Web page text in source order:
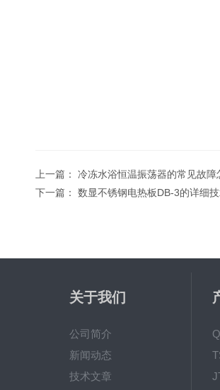
上一篇： 冷冻水浴恒温振荡器的常见故障
下一篇： 数显不锈钢电热板DB-3的详细
关于我们
公司简介
新闻动态
技术文章